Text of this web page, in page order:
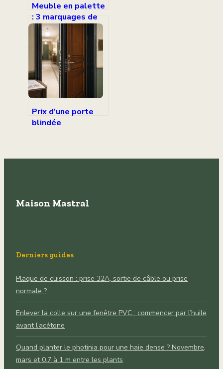
Meuble en palette
: 3 marquages de
sécurité pour
éviter les bois
toxiques
Prix d’une porte
blindée
Maison Mastral
Derniers guides
Plaque de cuisson : prise 32A, sortie de câble ou prise
normale ?
Enlever la colle sur une fenêtre PVC : commencer par l’huile
avant l’acétone
Quand planter le photinia pour une haie dense ? Novembre,
mars et 0,7 à 1 m entre les plants